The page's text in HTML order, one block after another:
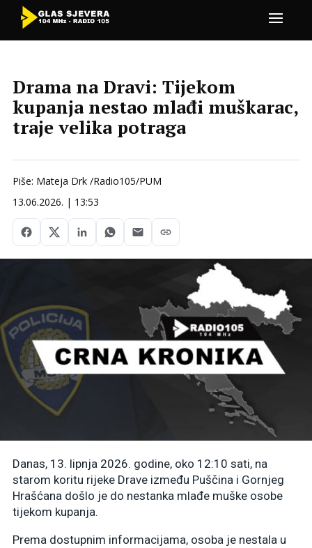
Drama na Dravi: Tijekom
kupanja nestao mlađi muškarac,
traje velika potraga
Piše: Mateja Drk /Radio105/PUM
13.06.2026. | 13:53
Danas, 13. lipnja 2026. godine, oko 12:10 sati, na
starom koritu rijeke Drave između Puščina i Gornjeg
Hrašćana došlo je do nestanka mlađe muške osobe
tijekom kupanja.
Prema dostupnim informacijama, osoba je nestala u